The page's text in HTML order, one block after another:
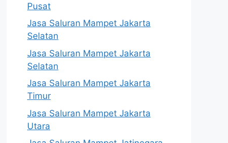
Pusat
Jasa Saluran Mampet Jakarta
Selatan
Jasa Saluran Mampet Jakarta
Selatan
Jasa Saluran Mampet Jakarta
Timur
Jasa Saluran Mampet Jakarta
Utara